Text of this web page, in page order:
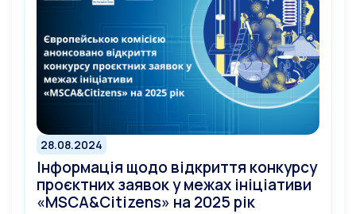
28.08.2024
Інформація щодо відкриття конкурсу
проєктних заявок у межах ініціативи
«MSCA&Citizens» на 2025 рік